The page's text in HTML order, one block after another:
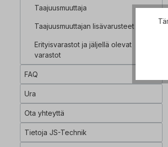
Taajuusmuuttaja
Taajuusmuuttajan lisävarusteet
Erityisvarastot ja jäljellä olevat
varastot
FAQ
Ura
Ota yhteyttä
Tietoja JS-Technik